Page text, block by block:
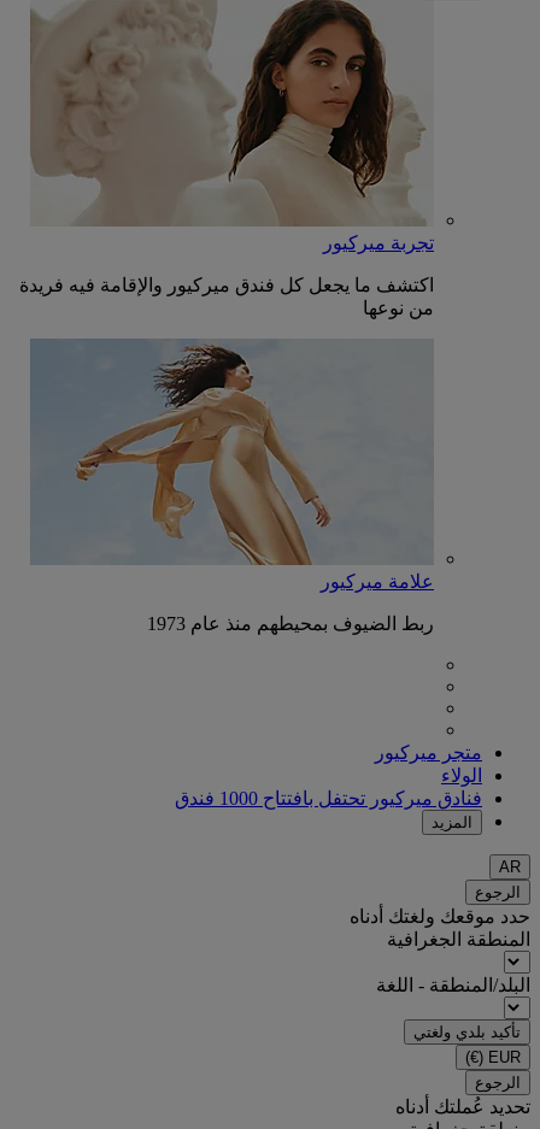
تجربة ميركيور
اكتشف ما يجعل كل فندق ميركيور والإقامة فيه فريدة
من نوعها
علامة ميركيور
ربط الضيوف بمحيطهم منذ عام 1973
متجر ميركيور
الولاء
فنادق ميركيور تحتفل بافتتاح 1000 فندق
المزيد
AR
الرجوع
حدد موقعك ولغتك أدناه
المنطقة الجغرافية
البلد/المنطقة - اللغة
تأكيد بلدي ولغتي
EUR
(€)
الرجوع
تحديد عُملتك أدناه